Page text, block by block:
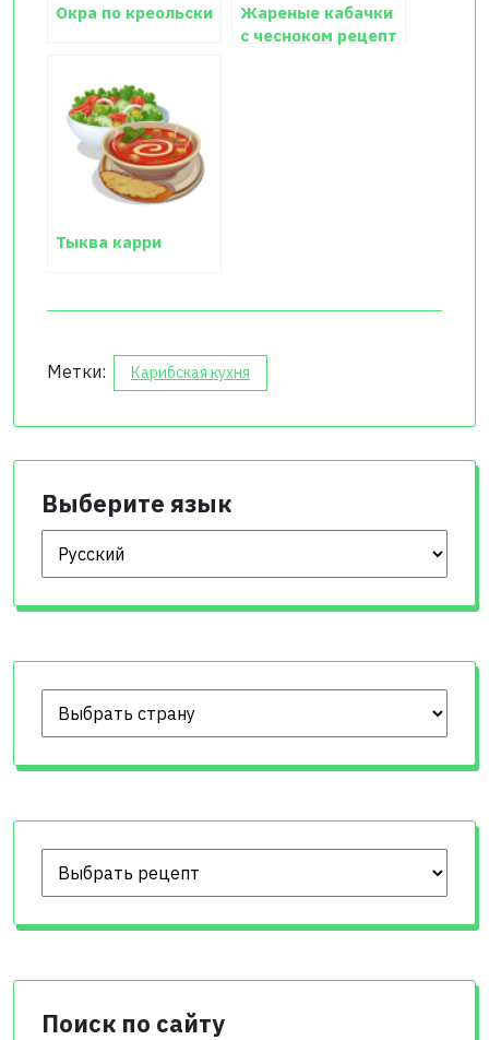
Окра по креольски
Жареные кабачки
с чесноком рецепт
Тыква карри
Метки: Карибская кухня
Выберите язык
Выберите язык
Поиск по сайту